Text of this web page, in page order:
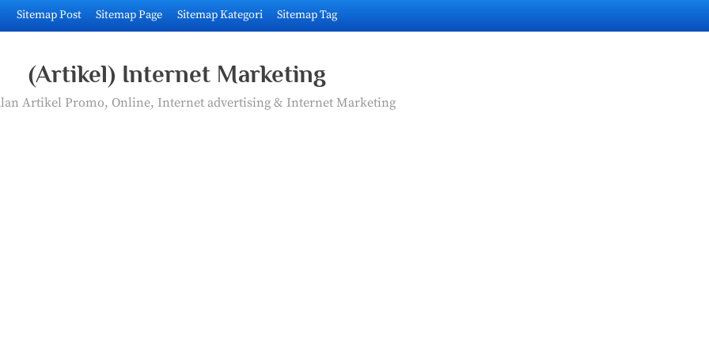
Sitemap Post Sitemap Page Sitemap Kategori Sitemap Tag
(Artikel) Internet Marketing
Artikel Promo, Online, Internet advertising & Internet Marketing